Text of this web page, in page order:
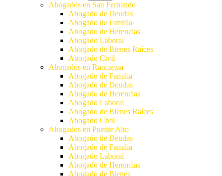
Abogados en San Fernando
Abogado de Deudas
Abogado de Familia
Abogado de Herencias
Abogado Laboral
Abogado de Bienes Raíces
Abogado Civil
Abogados en Rancagua
Abogado de Familia
Abogado de Deudas
Abogado de Herencias
Abogado Laboral
Abogado de Bienes Raíces
Abogado Civil
Abogados en Puente Alto
Abogado de Deudas
Abogado de Familia
Abogado Laboral
Abogado de Herencias
Abogado de Bienes